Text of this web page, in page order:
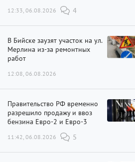
12:33, 06.08.2026 4
В Бийске заузят участок на ул.
Мерлина из-за ремонтных
работ
12:08, 06.08.2026
Правительство РФ временно
разрешило продажу и ввоз
бензина Евро-2 и Евро-3
11:42, 06.08.2026 5